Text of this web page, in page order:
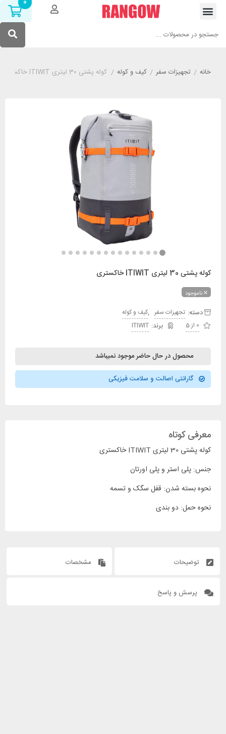
خانه/ تجهیزات سفر/ کیف و کوله/ کوله پشتی 30 لیتری ITIWIT خاکستری
کوله پشتی 30 لیتری ITIWIT خاکستری
ناموجود
دسته: تجهیزات سفر , کیف و کوله
0 از 5
ITIWIT
محصول در حال حاضر موجود نمیباشد
گارانتی اصالت و سلامت فیزیکی
معرفی کوتاه
کوله پشتی 30 لیتری ITIWIT خاکستری
جنس: پلی استر و پلی اورتان
نحوه بسته شدن: قفل سگک و تسمه
نحوه حمل: دو بندی
توضیحات مشخصات
پرسش و پاسخ